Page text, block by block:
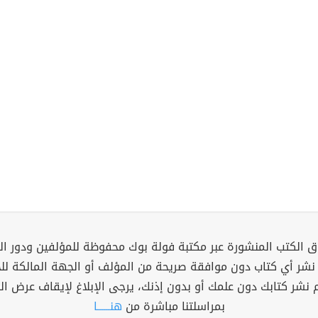
الكتب المنشورة عبر مكتبة فولة بوك محفوظة للمؤلفين ودور
نشر أي كتاب دون موافقة صريحة من المؤلف أو الجهة المالكة
نشر كتابك دون علمك أو بدون إذنك، يرجى الإبلاغ لإيقاف عرض
بمراسلتنا مباشرة من هنــــــا